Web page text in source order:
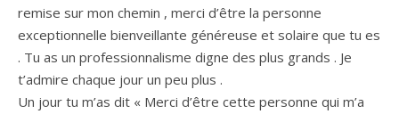
remise sur mon chemin , merci d’être la personne
exceptionnelle bienveillante généreuse et solaire que tu es
. Tu as un professionnalisme digne des plus grands . Je
t’admire chaque jour un peu plus .
Un jour tu m’as dit « Merci d’être cette personne qui m’a